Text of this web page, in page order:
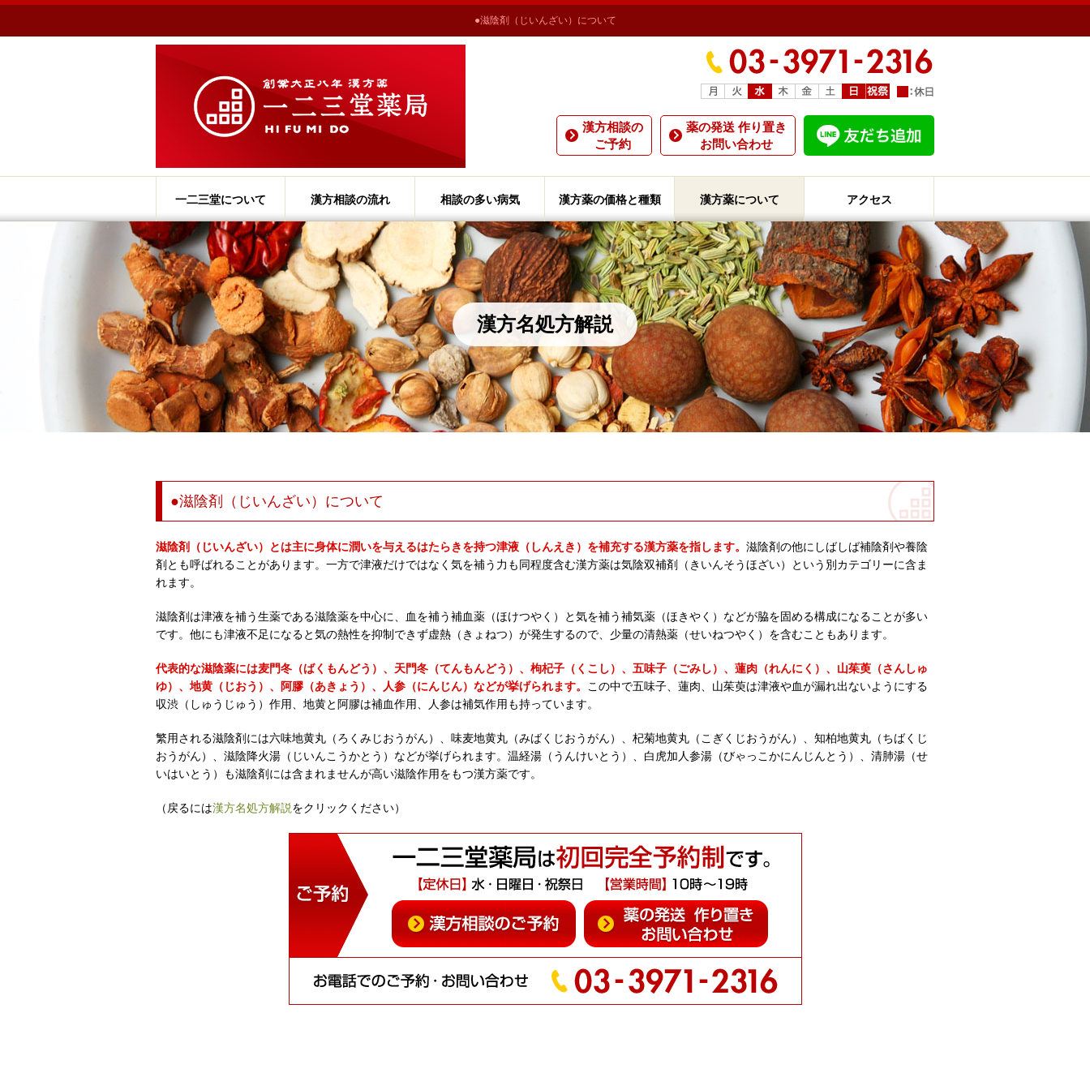
●滋陰剤（じいんざい）について
漢方相談の
ご予約
薬の発送 作り置き
お問い合わせ
一二三堂について 漢方相談の流れ 相談の多い病気 漢方薬の価格と種類 漢方薬について
漢方薬について
漢方薬はどうして効くのか
お勧めの漢方薬購入方法
一二三堂薬局の漢方薬の安全性
漢方名処方解説
アクセス
漢方名処方解説
●滋陰剤（じいんざい）について
滋陰剤（じいんざい）とは主に身体に潤いを与えるはたらきを持つ津液（しんえき）を補充する漢方薬を指します。 滋陰剤の他にしばしば補陰剤や養陰
剤とも呼ばれることがあります。一方で津液だけではなく気を補う力も同程度含む漢方薬は気陰双補剤（きいんそうほざい）という別カテゴリーに含ま
れます。
滋陰剤は津液を補う生薬である滋陰薬を中心に、血を補う補血薬（ほけつやく）と気を補う補気薬（ほきやく）などが脇を固める構成になることが多い
です。他にも津液不足になると気の熱性を抑制できず虚熱（きょねつ）が発生するので、少量の清熱薬（せいねつやく）を含むこともあります。
代表的な滋陰薬には麦門冬（ばくもんどう）、天門冬（てんもんどう）、枸杞子（くこし）、五味子（ごみし）、蓮肉（れんにく）、山茱萸（さんしゅ
ゆ）、地黄（じおう）、阿膠（あきょう）、人参（にんじん）などが挙げられます。
この中で五味子、蓮肉、山茱萸は津液や血が漏れ出ないようにする
収渋（しゅうじゅう）作用、地黄と阿膠は補血作用、人参は補気作用も持っています。
繁用される滋陰剤には六味地黄丸（ろくみじおうがん）、味麦地黄丸（みばくじおうがん）、杞菊地黄丸（こぎくじおうがん）、知柏地黄丸（ちばくじ
おうがん）、滋陰降火湯（じいんこうかとう）などが挙げられます。温経湯（うんけいとう）、白虎加人参湯（びゃっこかにんじんとう）、清肺湯（せ
いはいとう）も滋陰剤には含まれませんが高い滋陰作用をもつ漢方薬です。
（戻るには漢方名処方解説をクリックください）